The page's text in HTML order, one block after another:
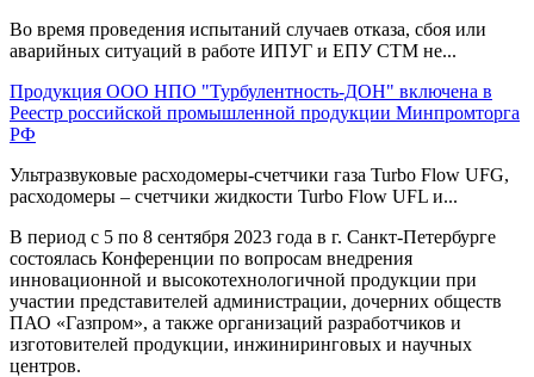
Во время проведения испытаний случаев отказа, сбоя или
аварийных ситуаций в работе ИПУГ и ЕПУ СТМ не...
Продукция ООО НПО "Турбулентность-ДОН" включена в
Реестр российской промышленной продукции Минпромторга
РФ
Ультразвуковые расходомеры-счетчики газа Turbo Flow UFG,
расходомеры – счетчики жидкости Turbo Flow UFL и...
В период с 5 по 8 сентября 2023 года в г. Санкт-Петербурге
состоялась Конференции по вопросам внедрения
инновационной и высокотехнологичной продукции при
участии представителей администрации, дочерних обществ
ПАО «Газпром», а также организаций разработчиков и
изготовителей продукции, инжиниринговых и научных
центров.